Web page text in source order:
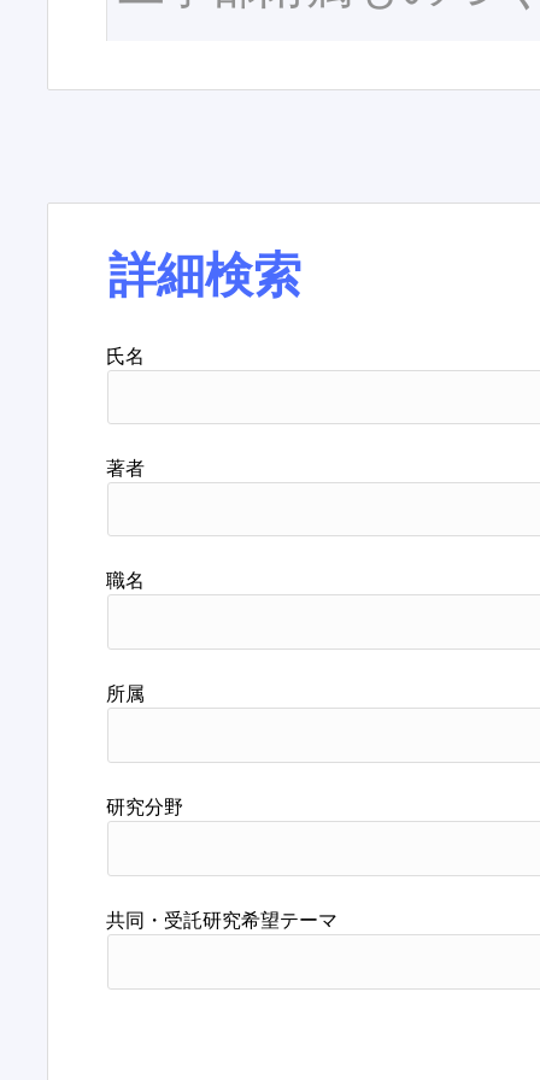
詳細検索
氏名
著者
職名
所属
研究分野
共同・受託研究希望テーマ